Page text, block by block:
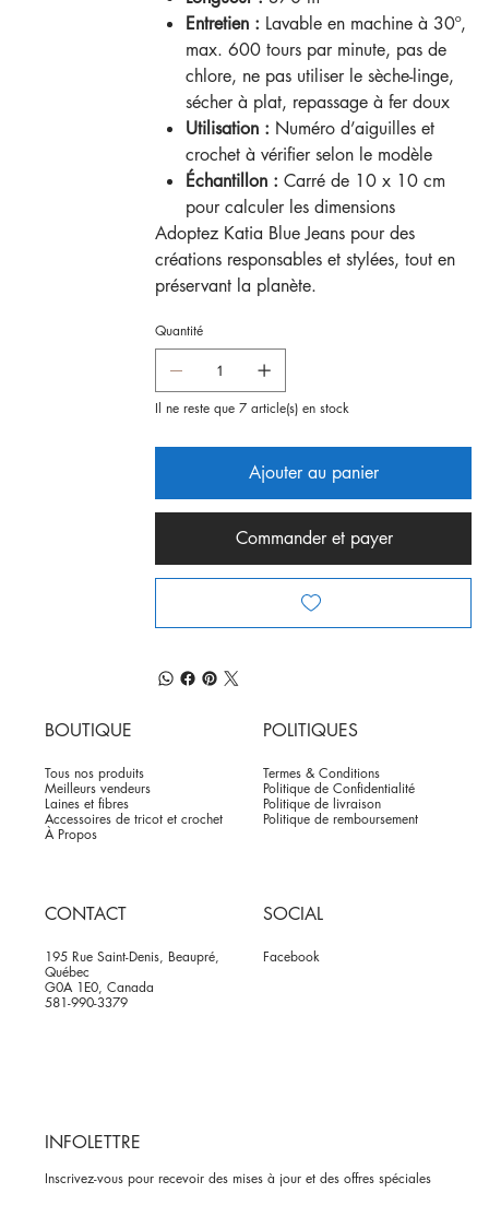
Entretien : Lavable en machine à 30º,
max. 600 tours par minute, pas de
chlore, ne pas utiliser le sèche-linge,
sécher à plat, repassage à fer doux
Utilisation : Numéro d’aiguilles et
crochet à vérifier selon le modèle
Échantillon : Carré de 10 x 10 cm
pour calculer les dimensions
Adoptez Katia Blue Jeans pour des
créations responsables et stylées, tout en
préservant la planète.
Quantité
Il ne reste que 7 article(s) en stock
Ajouter au panier
Commander et payer
BOUTIQUE
Tous nos produits
Meilleurs vendeurs
Laines et fibres
Accessoires de tricot et crochet
À Propos
POLITIQUES
Termes & Conditions
Politique de Confidentialité
Politique de livraison
Politique de remboursement
CONTACT
195 Rue Saint-Denis, Beaupré,
Québec
G0A 1E0, Canada
581-990-3379
SOCIAL
Facebook
INFOLETTRE
Inscrivez-vous pour recevoir des mises à jour et des offres spéciales